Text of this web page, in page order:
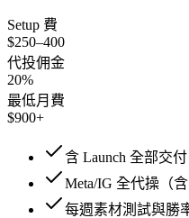
Setup 費
$250–400
代投佣金
20%
最低月費
$900+
含 Launch 全部交付
Meta/IG 全代操（含
每週素材測試與勝